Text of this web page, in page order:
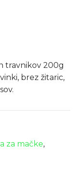
travnikov 200g
brez žitaric,
za mačke,